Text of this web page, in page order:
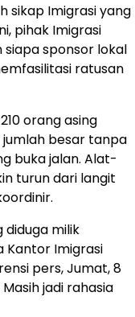
sikap Imigrasi yang
pihak Imigrasi
sponsor lokal
ratusan
orang asing
besar tanpa
buka jalan. Alat-
turun dari langit
diduga milik
Kantor Imigrasi
pers, Jumat, 8
jadi rahasia